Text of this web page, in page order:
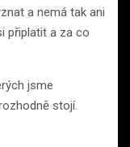
a nemá tak ani
připlatit a za co
jsme
stojí.